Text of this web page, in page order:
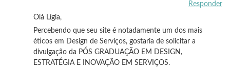
Responder
Olá Lígia,
Percebendo que seu site é notadamente um dos mais
éticos em Design de Serviços, gostaria de solicitar a
divulgação da PÓS GRADUAÇÃO EM DESIGN,
ESTRATÉGIA E INOVAÇÃO EM SERVIÇOS.